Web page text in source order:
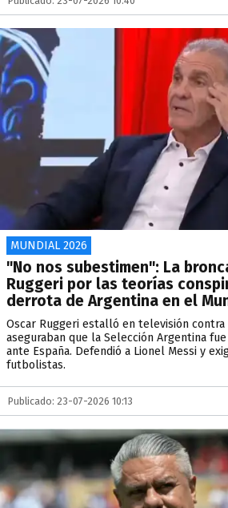
MUNDIAL 2026
"No nos subestimen": La
Ruggeri por las teorías
derrota de Argentina en el
Oscar Ruggeri estalló en televisión
aseguraban que la Selección Argentina
ante España. Defendió a Lionel Messi y
futbolistas.
Publicado: 23-07-2026 10:13